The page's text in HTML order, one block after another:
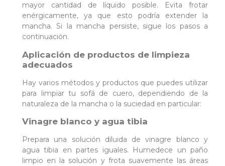
mayor cantidad de líquido posible. Evita frotar
enérgicamente, ya que esto podría extender la
mancha. Si la mancha persiste, sigue los pasos a
continuación.
Aplicación de productos de limpieza
adecuados
Hay varios métodos y productos que puedes utilizar
para limpiar tu sofá de cuero, dependiendo de la
naturaleza de la mancha o la suciedad en particular:
Vinagre blanco y agua tibia
Prepara una solución diluida de vinagre blanco y
agua tibia en partes iguales. Humedece un paño
limpio en la solución y frota suavemente las áreas